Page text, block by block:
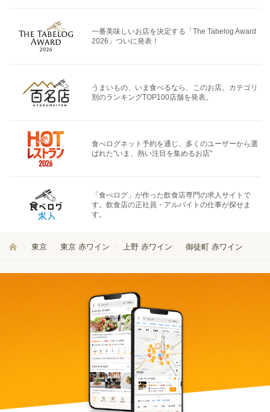
一番美味しいお店を決定する「The Tabelog Award
2026」ついに発表！
うまいもの、いま食べるなら、このお店。カテゴリ
別のランキングTOP100店舗を発表。
食べログネット予約を通じ、多くのユーザーから選
ばれた"いま、熱い注目を集めるお店"
「食べログ」が作った飲食店専門の求人サイトで
す。飲食店の正社員・アルバイトの仕事が探せま
す。
東京 東京 赤ワイン 上野 赤ワイン 御徒町 赤ワイン